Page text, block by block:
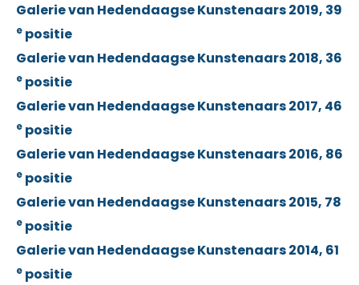
Galerie van Hedendaagse Kunstenaars 2019, 39
e positie
Galerie van Hedendaagse Kunstenaars 2018, 36
e positie
Galerie van Hedendaagse Kunstenaars 2017, 46
e positie
Galerie van Hedendaagse Kunstenaars 2016, 86
e positie
Galerie van Hedendaagse Kunstenaars 2015, 78
e positie
Galerie van Hedendaagse Kunstenaars 2014, 61
e positie